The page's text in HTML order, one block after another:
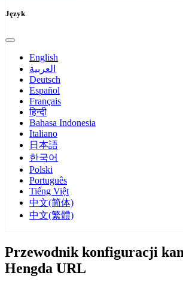
Język
English
العربية
Deutsch
Español
Français
हिन्दी
Bahasa Indonesia
Italiano
日本語
한국어
Polski
Português
Tiếng Việt
中文(简体)
中文(繁體)
Przewodnik konfiguracji
Hengda URL